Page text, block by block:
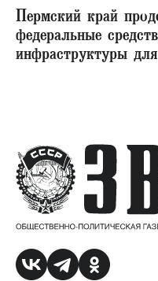
Пермский край
федеральные
инфраструктуры